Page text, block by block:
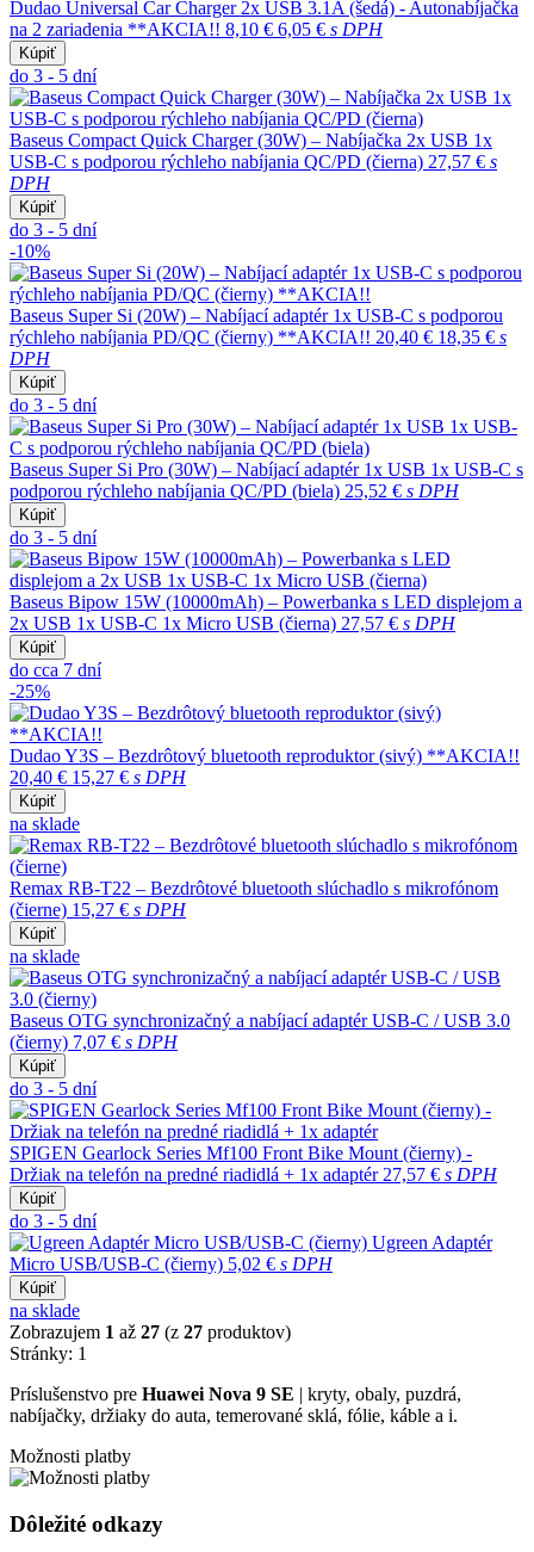
Dudao Universal Car Charger 2x USB 3.1A (šedá) - Autonabíjačka
na 2 zariadenia **AKCIA!! 8,10 € 6,05 € s DPH
Kúpiť
do 3 - 5 dní
Baseus Compact Quick Charger (30W) – Nabíjačka 2x USB 1x
USB-C s podporou rýchleho nabíjania QC/PD (čierna) 27,57 € s
DPH
Kúpiť
do 3 - 5 dní
-10%
Baseus Super Si (20W) – Nabíjací adaptér 1x USB-C s podporou
rýchleho nabíjania PD/QC (čierny) **AKCIA!! 20,40 € 18,35 € s
DPH
Kúpiť
do 3 - 5 dní
Baseus Super Si Pro (30W) – Nabíjací adaptér 1x USB 1x USB-C s
podporou rýchleho nabíjania QC/PD (biela) 25,52 € s DPH
Kúpiť
do 3 - 5 dní
Baseus Bipow 15W (10000mAh) – Powerbanka s LED displejom a
2x USB 1x USB-C 1x Micro USB (čierna) 27,57 € s DPH
Kúpiť
do cca 7 dní
-25%
Dudao Y3S – Bezdrôtový bluetooth reproduktor (sivý) **AKCIA!!
20,40 € 15,27 € s DPH
Kúpiť
na sklade
Remax RB-T22 – Bezdrôtové bluetooth slúchadlo s mikrofónom
(čierne) 15,27 € s DPH
Kúpiť
na sklade
Baseus OTG synchronizačný a nabíjací adaptér USB-C / USB 3.0
(čierny) 7,07 € s DPH
Kúpiť
do 3 - 5 dní
SPIGEN Gearlock Series Mf100 Front Bike Mount (čierny) -
Držiak na telefón na predné riadidlá + 1x adaptér 27,57 € s DPH
Kúpiť
do 3 - 5 dní
Ugreen Adaptér
Micro USB/USB-C (čierny) 5,02 € s DPH
Kúpiť
na sklade
Zobrazujem 1 až 27 (z 27 produktov)
Stránky: 1
Príslušenstvo pre Huawei Nova 9 SE | kryty, obaly, puzdrá,
nabíjačky, držiaky do auta, temerované sklá, fólie, káble a i.
Možnosti platby
Dôležité odkazy